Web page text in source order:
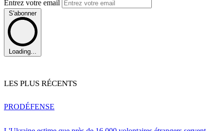
Entrez votre email
S'abonner
Loading...
LES PLUS RÉCENTS
PRODÉFENSE